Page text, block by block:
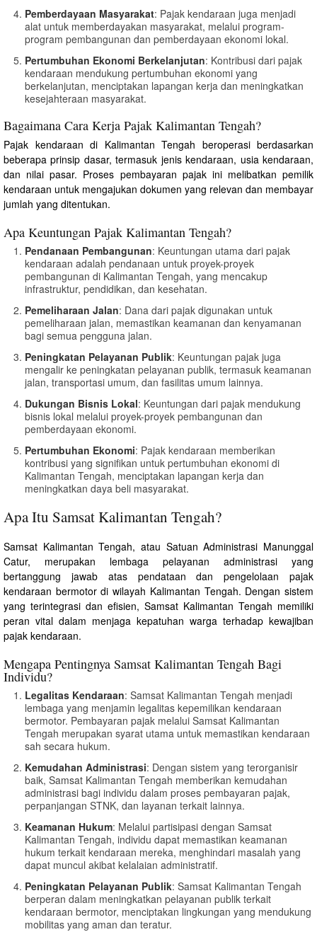
Pemberdayaan Masyarakat: Pajak kendaraan juga menjadi
alat untuk memberdayakan masyarakat, melalui program-
program pembangunan dan pemberdayaan ekonomi lokal.
Pertumbuhan Ekonomi Berkelanjutan: Kontribusi dari pajak
kendaraan mendukung pertumbuhan ekonomi yang
berkelanjutan, menciptakan lapangan kerja dan meningkatkan
kesejahteraan masyarakat.
Bagaimana Cara Kerja Pajak Kalimantan Tengah?
Pajak kendaraan di Kalimantan Tengah beroperasi berdasarkan
beberapa prinsip dasar, termasuk jenis kendaraan, usia kendaraan,
dan nilai pasar. Proses pembayaran pajak ini melibatkan pemilik
kendaraan untuk mengajukan dokumen yang relevan dan membayar
jumlah yang ditentukan.
Apa Keuntungan Pajak Kalimantan Tengah?
Pendanaan Pembangunan: Keuntungan utama dari pajak
kendaraan adalah pendanaan untuk proyek-proyek
pembangunan di Kalimantan Tengah, yang mencakup
infrastruktur, pendidikan, dan kesehatan.
Pemeliharaan Jalan: Dana dari pajak digunakan untuk
pemeliharaan jalan, memastikan keamanan dan kenyamanan
bagi semua pengguna jalan.
Peningkatan Pelayanan Publik: Keuntungan pajak juga
mengalir ke peningkatan pelayanan publik, termasuk keamanan
jalan, transportasi umum, dan fasilitas umum lainnya.
Dukungan Bisnis Lokal: Keuntungan dari pajak mendukung
bisnis lokal melalui proyek-proyek pembangunan dan
pemberdayaan ekonomi.
Pertumbuhan Ekonomi: Pajak kendaraan memberikan
kontribusi yang signifikan untuk pertumbuhan ekonomi di
Kalimantan Tengah, menciptakan lapangan kerja dan
meningkatkan daya beli masyarakat.
Apa Itu Samsat Kalimantan Tengah?
Samsat Kalimantan Tengah, atau Satuan Administrasi Manunggal
Catur, merupakan lembaga pelayanan administrasi yang
bertanggung jawab atas pendataan dan pengelolaan pajak
kendaraan bermotor di wilayah Kalimantan Tengah. Dengan sistem
yang terintegrasi dan efisien, Samsat Kalimantan Tengah memiliki
peran vital dalam menjaga kepatuhan warga terhadap kewajiban
pajak kendaraan.
Mengapa Pentingnya Samsat Kalimantan Tengah Bagi
Individu?
Legalitas Kendaraan: Samsat Kalimantan Tengah menjadi
lembaga yang menjamin legalitas kepemilikan kendaraan
bermotor. Pembayaran pajak melalui Samsat Kalimantan
Tengah merupakan syarat utama untuk memastikan kendaraan
sah secara hukum.
Kemudahan Administrasi: Dengan sistem yang terorganisir
baik, Samsat Kalimantan Tengah memberikan kemudahan
administrasi bagi individu dalam proses pembayaran pajak,
perpanjangan STNK, dan layanan terkait lainnya.
Keamanan Hukum: Melalui partisipasi dengan Samsat
Kalimantan Tengah, individu dapat memastikan keamanan
hukum terkait kendaraan mereka, menghindari masalah yang
dapat muncul akibat kelalaian administratif.
Peningkatan Pelayanan Publik: Samsat Kalimantan Tengah
berperan dalam meningkatkan pelayanan publik terkait
kendaraan bermotor, menciptakan lingkungan yang mendukung
mobilitas yang aman dan teratur.